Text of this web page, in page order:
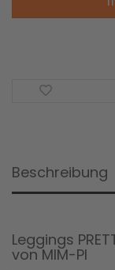
Beschreibung
Leggings
von MIM-PI